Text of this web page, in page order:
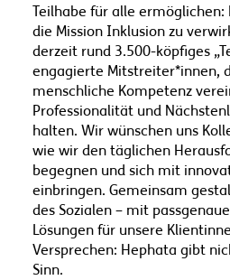
Teilhabe für alle ermöglichen:
die Mission Inklusion zu
derzeit rund 3.500-köpfiges
engagierte Mitstreiter*innen,
menschliche Kompetenz
Professionalität und
halten. Wir wünschen uns
wie wir den täglichen
begegnen und sich mit
einbringen. Gemeinsam
des Sozialen – mit
Lösungen für unsere
Versprechen: Hephata gibt
Sinn.